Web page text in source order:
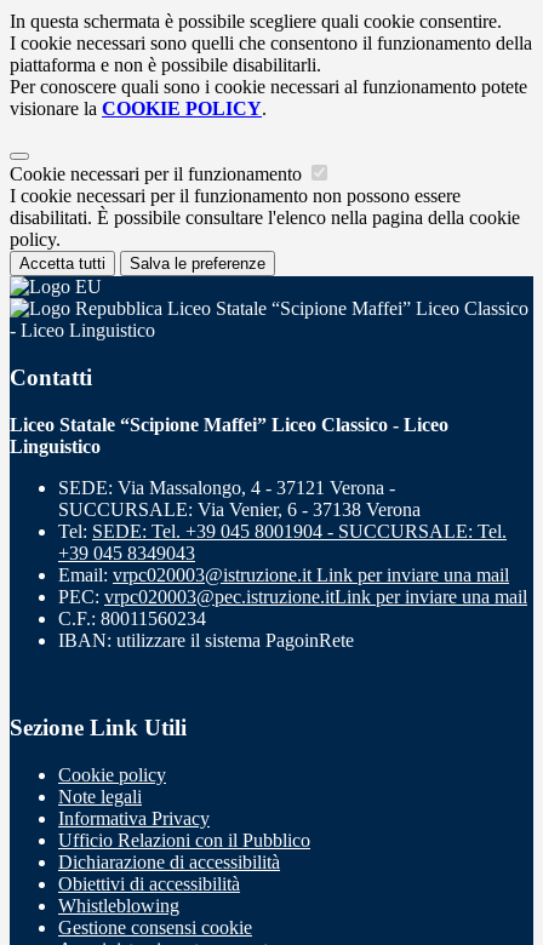
In questa schermata è possibile scegliere quali cookie consentire.
I cookie necessari sono quelli che consentono il funzionamento della
piattaforma e non è possibile disabilitarli.
Per conoscere quali sono i cookie necessari al funzionamento potete
visionare la COOKIE POLICY.
Cookie necessari per il funzionamento
I cookie necessari per il funzionamento non possono essere
disabilitati. È possibile consultare l'elenco nella pagina della cookie
policy.
Accetta tutti Salva le preferenze
Liceo Statale “Scipione Maffei” Liceo Classico
- Liceo Linguistico
Contatti
Liceo Statale “Scipione Maffei” Liceo Classico - Liceo
Linguistico
SEDE: Via Massalongo, 4 - 37121 Verona -
SUCCURSALE: Via Venier, 6 - 37138 Verona
Tel: SEDE: Tel. +39 045 8001904 - SUCCURSALE: Tel.
+39 045 8349043
Email: vrpc020003@istruzione.it Link per inviare una mail
PEC: vrpc020003@pec.istruzione.itLink per inviare una mail
C.F.: 80011560234
IBAN: utilizzare il sistema PagoinRete
Sezione Link Utili
Cookie policy
Note legali
Informativa Privacy
Ufficio Relazioni con il Pubblico
Dichiarazione di accessibilità
Obiettivi di accessibilità
Whistleblowing
Gestione consensi cookie